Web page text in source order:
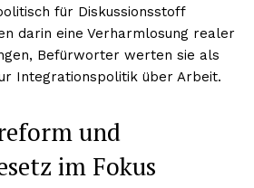
für Diskussionsstoff
darin eine Verharmlosung realer
Befürworter werten sie als
Integrationspolitik über Arbeit.
und
im Fokus